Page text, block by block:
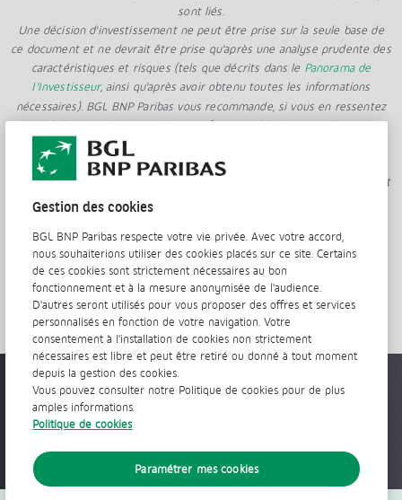
sont liés.
Une décision d'investissement ne peut être prise sur la seule base de
ce document et ne devrait être prise qu'après une analyse prudente des
caractéristiques et risques (tels que décrits dans le Panorama de
I'Investisseur, ainsi qu'après avoir obtenu toutes les informations
nécessaires). BGL BNP Paribas vous recommande, si vous en ressentez
le besoin, de ne pas hésiter à faire appel à des conseillers
professionnels, y compris des conseillers fiscaux.
BGL BNP Paribas Société Anonyme, ayant son siège social avenue J.F.
Kennedy, 50, L-2951 Luxembourg, en tant qu'établissement de crédit, est
soumise à la réglementation et au contrôle de la Commission de
Luxembourg.
Accessible partout, tout le temps
Gestion des cookies
BGL BNP Paribas respecte votre vie privée. Avec votre accord,
nous souhaiterions utiliser des cookies placés sur ce site. Certains
de ces cookies sont strictement nécessaires au bon
fonctionnement et à la mesure anonymisée de l'audience.
D'autres seront utilisés pour vous proposer des offres et services
personnalisés en fonction de votre navigation. Votre
consentement à l'installation de cookies non strictement
nécessaires est libre et peut être retiré ou donné à tout moment
depuis la gestion des cookies.
Vous pouvez consulter notre Politique de cookies pour de plus
amples informations.
Politique de cookies
Paramétrer mes cookies